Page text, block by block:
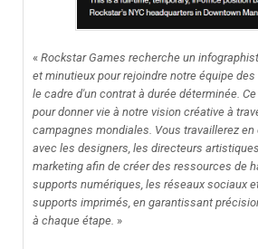
« Rockstar Games recherche un
et minutieux pour rejoindre notre équipe
le cadre d'un contrat à durée déterminée.
pour donner vie à notre vision créative à
campagnes mondiales. Vous travaillerez
avec les designers, les directeurs
marketing afin de créer des ressources de
supports numériques, les réseaux sociaux
supports imprimés, en garantissant
à chaque étape. »